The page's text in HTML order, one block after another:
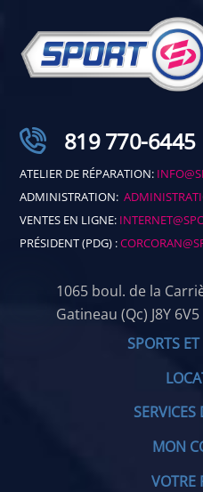
819 770-6445
ATELIER DE RÉPARATION:
ADMINISTRATION:
VENTES EN LIGNE:
PRÉSIDENT (PDG) :
1065 boul. de la
Gatineau (Qc) J8Y 6V5
SPORTS
SERVICES
MON
VOTRE